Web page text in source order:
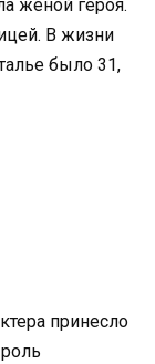
женой героя.
В жизни
было 31,
принесло